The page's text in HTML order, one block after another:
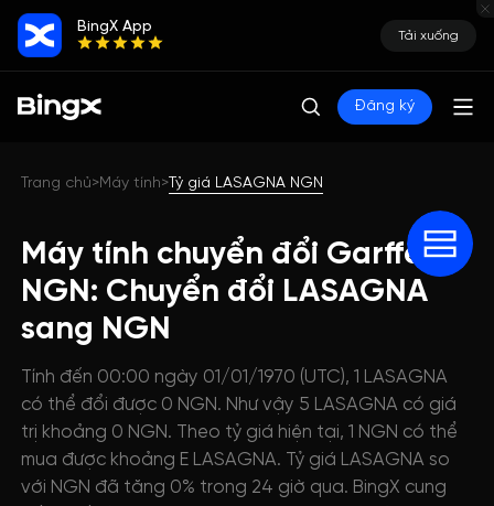
BingX App
Tải xuống
Đăng ký
Trang chủ>Máy tính>Tỷ giá LASAGNA NGN
Máy tính chuyển đổi Garffeldo
NGN: Chuyển đổi LASAGNA
sang NGN
Tính đến 00:00 ngày 01/01/1970 (UTC), 1 LASAGNA
có thể đổi được 0 NGN. Như vậy 5 LASAGNA có giá
trị khoảng 0 NGN. Theo tỷ giá hiện tại, 1 NGN có thể
mua được khoảng E LASAGNA. Tỷ giá LASAGNA so
với NGN đã tăng 0% trong 24 giờ qua. BingX cung